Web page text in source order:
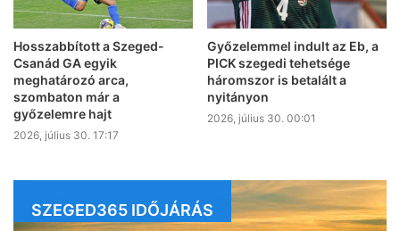
Hosszabbított a Szeged-
Csanád GA egyik
meghatározó arca,
szombaton már a
győzelemre hajt
2026, július 30. 17:17
Győzelemmel indult az Eb, a
PICK szegedi tehetsége
háromszor is betalált a
nyitányon
2026, július 30. 00:01
SZEGED365 IDŐJÁRÁS